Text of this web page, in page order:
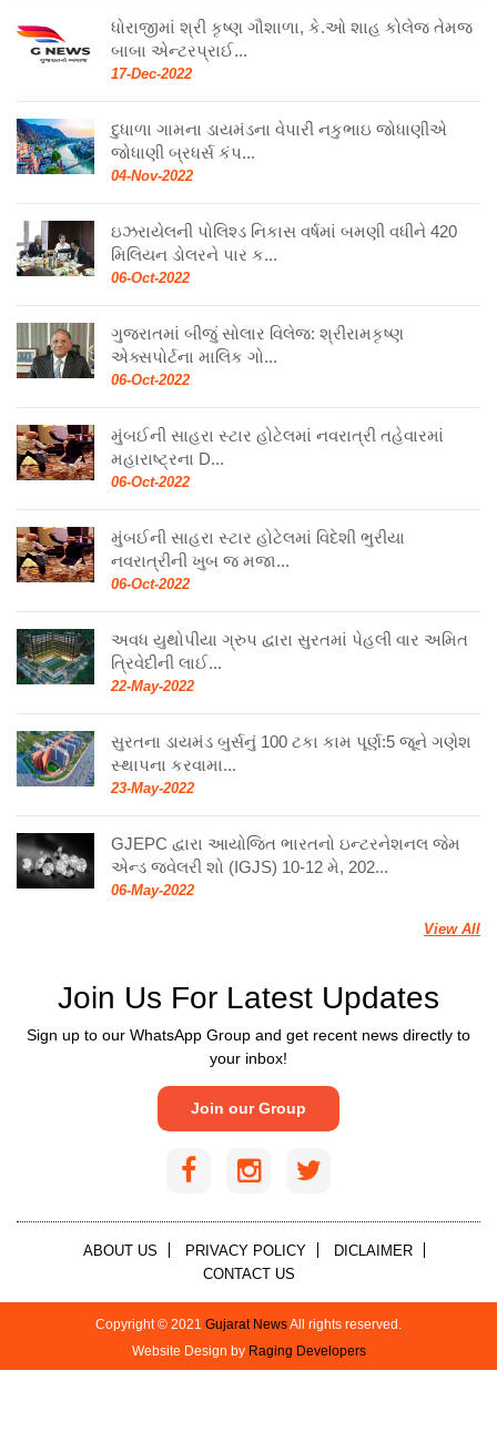
ધોરાજીમાં શ્રી કૃષ્ણ ગૌશાળા, કે.ઓ શાહ કોલેજ તેમજ
બાબા એન્ટરપ્રાઈ...
17-Dec-2022
દુધાળા ગામના ડાયમંડના વેપારી નકુભાઇ જોધાણીએ
જોધાણી બ્રધર્સ કંપ...
04-Nov-2022
ઇઝરાયેલની પોલિશ્ડ નિકાસ વર્ષમાં બમણી વધીને 420
મિલિયન ડોલરને પાર ક...
06-Oct-2022
ગુજરાતમાં બીજું સોલાર વિલેજ: શ્રીરામકૃષ્ણ
એક્સપોર્ટના માલિક ગો...
06-Oct-2022
મુંબઈની સાહરા સ્ટાર હોટેલમાં નવરાત્રી તહેવારમાં
મહારાષ્ટ્રના D...
06-Oct-2022
મુંબઈની સાહરા સ્ટાર હોટેલમાં વિદેશી ભુરીયા
નવરાત્રીની ખુબ જ મજા...
06-Oct-2022
અવધ યુથોપીયા ગ્રુપ દ્વારા સુરતમાં પેહલી વાર અમિત
ત્રિવેદીની લાઈ...
22-May-2022
સુરતના ડાયમંડ બુર્સનું 100 ટકા કામ પૂર્ણ:5 જૂને ગણેશ
સ્થાપના કરવામા...
23-May-2022
GJEPC દ્વારા આયોજિત ભારતનો ઇન્ટરનેશનલ જેમ
એન્ડ જ્વેલરી શો (IGJS) 10-12 મે, 202...
06-May-2022
View All
Join Us For Latest Updates
Sign up to our WhatsApp Group and get recent news directly to
your inbox!
Join our Group
ABOUT US PRIVACY POLICY
DICLAIMER
CONTACT US
Copyright © 2021 Gujarat NewsAll rights reserved.
Website Design by Raging Developers